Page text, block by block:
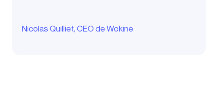
Nicolas Quilliet, CEO de Wokine